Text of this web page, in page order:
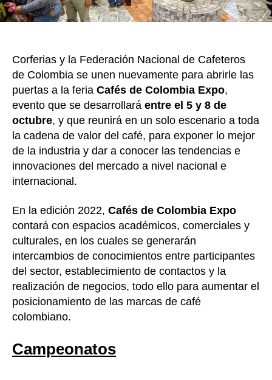
del
Corferias y la Federación Nacional de Cafeteros
de Colombia se unen nuevamente para abrirle las
puertas a la feria Cafés de Colombia Expo,
evento que se desarrollará entre el 5 y 8 de
octubre, y que reunirá en un solo escenario a toda
la cadena de valor del café, para exponer lo mejor
de la industria y dar a conocer las tendencias e
innovaciones del mercado a nivel nacional e
internacional.
En la edición 2022, Cafés de Colombia Expo
contará con espacios académicos, comerciales y
culturales, en los cuales se generarán
intercambios de conocimientos entre participantes
del sector, establecimiento de contactos y la
realización de negocios, todo ello para aumentar el
posicionamiento de las marcas de café
colombiano.
Campeonatos